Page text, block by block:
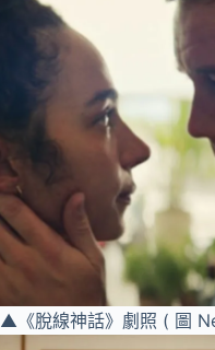
▲《脫線神話》劇照 ( 圖